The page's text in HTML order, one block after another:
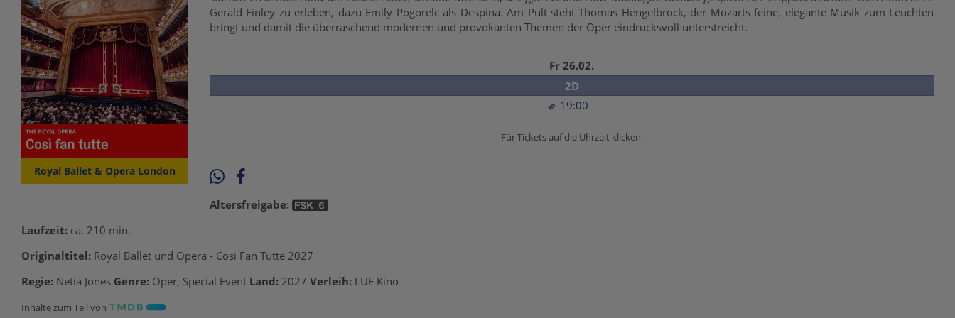
Royal Ballet & Opera London
Gerald Finley zu erleben, dazu Emily Pogorelc als Despina. Am Pult steht Thomas Hengelbrock, der Mozarts feine, elegante Musik zum Leuchten
bringt und damit die überraschend modernen und provokanten Themen der Oper eindrucksvoll unterstreicht.
Fr 26.02.
19:00
2D
Für Tickets auf die Uhrzeit klicken.
Altersfreigabe:
Laufzeit: ca. 210 min.
Originaltitel: Royal Ballet und Opera - Cosi Fan Tutte 2027
Regie: Netia Jones Genre: Oper, Special Event Land: 2027 Verleih: LUF Kino
Inhalte zum Teil von